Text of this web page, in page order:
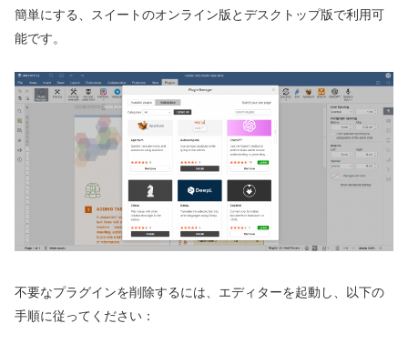
簡単にする、スイートのオンライン版とデスクトップ版で利用可
能です。
不要なプラグインを削除するには、エディターを起動し、以下の
手順に従ってください：